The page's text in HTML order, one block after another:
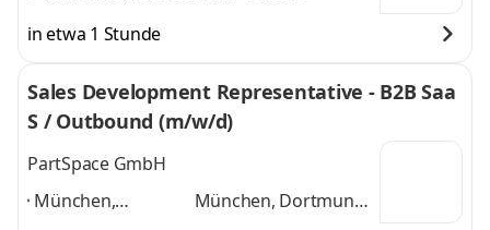
in etwa 1 Stunde
Sales Development Representative - B2B Saa
S / Outbound (m/w/d)
PartSpace GmbH
München,
München, Dortmund,